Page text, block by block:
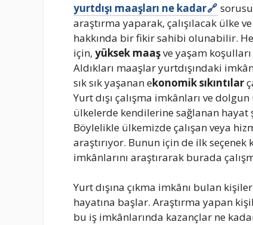
yurtdışı maaşları ne kadar
araştırma yaparak, çalışılacak ülke
hakkında bir fikir sahibi olunabilir.
için, yüksek maaşve yaşam
Aldıkları maaşlar yurtdışındaki
sık sık yaşanan ekonomik sıkıntılar
Yurt dışı çalışma imkânları ve
ülkelerde kendilerine sağlanan hayat
Böylelikle ülkemizde çalışan veya
araştırıyor. Bunun için de ilk seçenek
imkânlarını araştırarak burada
Yurt dışına çıkma imkânı bulan
hayatına başlar. Araştırma yapan
bu iş imkânlarında kazançlar ne